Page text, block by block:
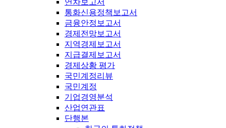
연차보고서
통화신용정책보고서
금융안정보고서
경제전망보고서
지역경제보고서
지급결제보고서
경제상황 평가
국민계정리뷰
국민계정
기업경영분석
산업연관표
단행본